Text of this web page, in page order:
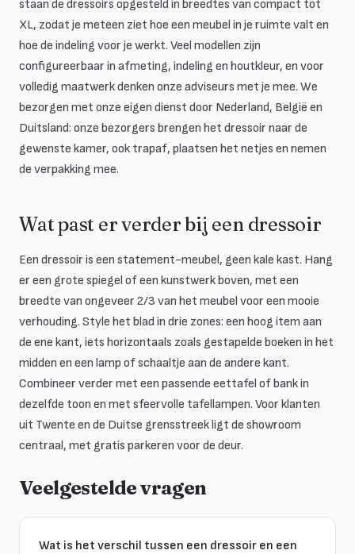
staan de dressoirs opgesteld in breedtes van compact tot
XL, zodat je meteen ziet hoe een meubel in je ruimte valt en
hoe de indeling voor je werkt. Veel modellen zijn
configureerbaar in afmeting, indeling en houtkleur, en voor
volledig maatwerk denken onze adviseurs met je mee. We
bezorgen met onze eigen dienst door Nederland, België en
Duitsland: onze bezorgers brengen het dressoir naar de
gewenste kamer, ook trapaf, plaatsen het netjes en nemen
de verpakking mee.
Wat past er verder bij een dressoir
Een dressoir is een statement-meubel, geen kale kast. Hang
er een grote spiegel of een kunstwerk boven, met een
breedte van ongeveer 2/3 van het meubel voor een mooie
verhouding. Style het blad in drie zones: een hoog item aan
de ene kant, iets horizontaals zoals gestapelde boeken in het
midden en een lamp of schaaltje aan de andere kant.
Combineer verder met een passende eettafel of bank in
dezelfde toon en met sfeervolle tafellampen. Voor klanten
uit Twente en de Duitse grensstreek ligt de showroom
centraal, met gratis parkeren voor de deur.
Veelgestelde vragen
Wat is het verschil tussen een dressoir en een